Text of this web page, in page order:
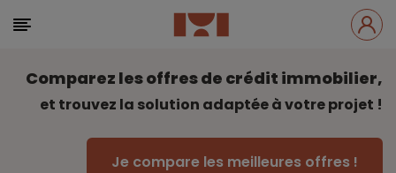
Comparez les offres de crédit immobilier,
et trouvez la solution adaptée à votre projet !
Je compare les meilleures offres !